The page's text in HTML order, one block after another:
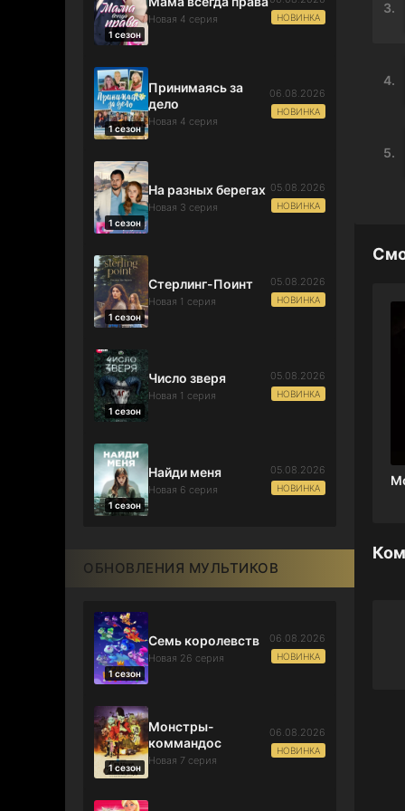
1 сезон
Новая 4 серия НОВИНКА
1 сезон
Принимаясь за
дело
Новая 4 серия
06.08.2026
НОВИНКА
1 сезон
На разных берегах
Новая 3 серия
05.08.2026
НОВИНКА
1 сезон
Стерлинг-Поинт
Новая 1 серия
05.08.2026
НОВИНКА
1 сезон
Число зверя
Новая 1 серия
05.08.2026
НОВИНКА
1 сезон
Найди меня
Новая 6 серия
05.08.2026
НОВИНКА
ОБНОВЛЕНИЯ МУЛЬТИКОВ
1 сезон
Семь королевств
Новая 26 серия
06.08.2026
НОВИНКА
1 сезон
Монстры-
коммандос
Новая 7 серия
06.08.2026
НОВИНКА
3.
4.
5.